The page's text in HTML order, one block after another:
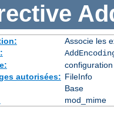
Associe les
autorisées: FileInfo
Base
mod_mime